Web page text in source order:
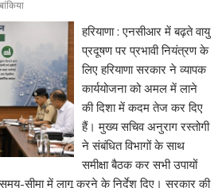
हरियाणा : एनसीआर में बढ़ते वायु
प्रदूषण पर प्रभावी नियंत्रण के
लिए हरियाणा सरकार ने व्यापक
कार्ययोजना को अमल में लाने
की दिशा में कदम तेज कर दिए
हैं। मुख्य सचिव अनुराग रस्तोगी
ने संबंधित विभागों के साथ
समीक्षा बैठक कर सभी उपायों
सीमा में लागू करने के निर्देश दिए। सरकार की